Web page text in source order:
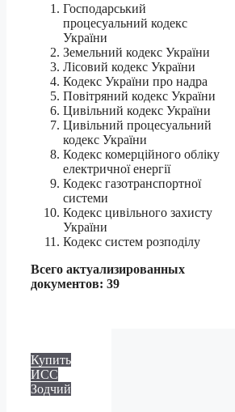
Господарський
процесуальний кодекс
України
Земельний кодекс України
Лісовий кодекс України
Кодекс України про надра
Повітряний кодекс України
Цивільний кодекс України
Цивільний процесуальний
кодекс України
Кодекс комерційного обліку
електричної енергії
Кодекс газотранспортної
системи
Кодекс цивільного захисту
України
Кодекс систем розподілу
Всего актуализированных
документов: 39
Купить
ИСС
Зодчий